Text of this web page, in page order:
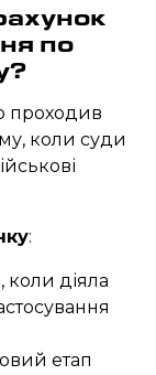
по
проходив
коли суди
:
коли діяла
етап